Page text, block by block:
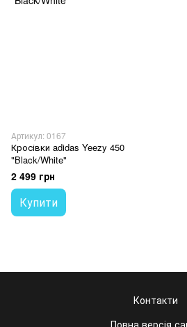
Артикул: 0167
Кросівки adidas Yeezy 450
"Black/White"
2 499 грн
Купити
Контакти
Повна версія